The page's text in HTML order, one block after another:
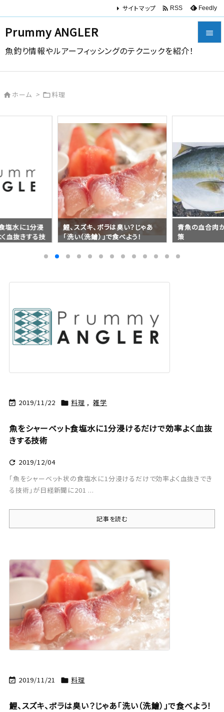
Prummy ANGLER
魚釣り情報やルアーフィッシングのテクニックを紹介！



次へ

検索
サイトマップ  RSS Feedly
 ホーム > 料理
塩水に1分浸
血抜きする技
鯉、スズキ、ボラは臭い？じゃあ
「洗い（洗鱠）」で食べよう！
青魚の血合肉
策
 2019/11/22  料理 , 雑学
魚をシャーベット食塩水に1分浸けるだけで効率よく血抜
きする技術
 2019/12/04
「魚をシャーベット状の食塩水に1分浸けるだけで効率よく血抜きでき
る技術」が日経新聞に201 ...
記事を読む
 2019/11/21  料理
鯉、スズキ、ボラは臭い？じゃあ「洗い（洗鱠）」で食べよう！